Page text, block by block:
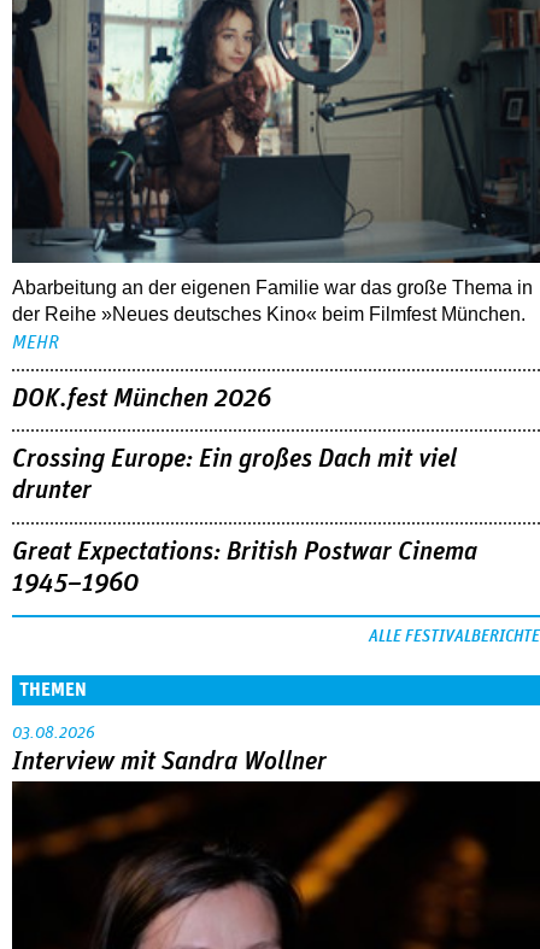
Abarbeitung an der eigenen Familie war das große Thema in
der Reihe »Neues deutsches Kino« beim Filmfest München.
MEHR
DOK.fest München 2026
Crossing Europe: Ein großes Dach mit viel
drunter
Great Expectations: British Postwar Cinema
1945–1960
ALLE FESTIVALBERICHTE
THEMEN
03.08.2026
Interview mit Sandra Wollner